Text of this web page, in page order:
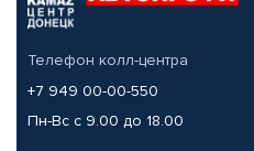
Телефон колл-центра
+7 949 00-00-550
Пн-Вс с 9.00 до 18.00